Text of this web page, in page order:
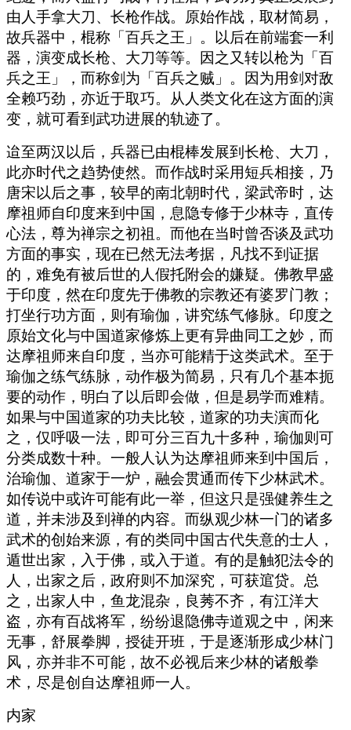
由人手拿大刀、长枪作战。原始作战，取材简易，
故兵器中，棍称「百兵之王」。以后在前端套一利
器，演变成长枪、大刀等等。因之又转以枪为「百
兵之王」，而称剑为「百兵之贼」。因为用剑对敌
全赖巧劲，亦近于取巧。从人类文化在这方面的演
变，就可看到武功进展的轨迹了。
迨至两汉以后，兵器已由棍棒发展到长枪、大刀，
此亦时代之趋势使然。而作战时采用短兵相接，乃
唐宋以后之事，较早的南北朝时代，梁武帝时，达
摩祖师自印度来到中国，息隐专修于少林寺，直传
心法，尊为禅宗之初祖。而他在当时曾否谈及武功
方面的事实，现在已然无法考据，凡找不到证据
的，难免有被后世的人假托附会的嫌疑。佛教早盛
于印度，然在印度先于佛教的宗教还有婆罗门教；
打坐行功方面，则有瑜伽，讲究练气修脉。印度之
原始文化与中国道家修炼上更有异曲同工之妙，而
达摩祖师来自印度，当亦可能精于这类武术。至于
瑜伽之练气练脉，动作极为简易，只有几个基本扼
要的动作，明白了以后即会做，但是易学而难精。
如果与中国道家的功夫比较，道家的功夫演而化
之，仅呼吸一法，即可分三百九十多种，瑜伽则可
分类成数十种。一般人认为达摩祖师来到中国后，
治瑜伽、道家于一炉，融会贯通而传下少林武术。
如传说中或许可能有此一举，但这只是强健养生之
道，并未涉及到禅的内容。而纵观少林一门的诸多
武术的创始来源，有的类同中国古代失意的士人，
遁世出家，入于佛，或入于道。有的是触犯法令的
人，出家之后，政府则不加深究，可获逭贷。总
之，出家人中，鱼龙混杂，良莠不齐，有江洋大
盗，亦有百战将军，纷纷退隐佛寺道观之中，闲来
无事，舒展拳脚，授徒开班，于是逐渐形成少林门
风，亦并非不可能，故不必视后来少林的诸般拳
术，尽是创自达摩祖师一人。
内家